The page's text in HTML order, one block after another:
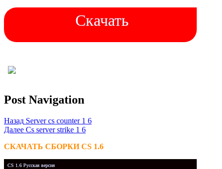
Скачать
Post Navigation
Назад Server cs counter 1 6
Далее Cs server strike 1 6
СКАЧАТЬ СБОРКИ CS 1.6
CS 1.6 Русская версия